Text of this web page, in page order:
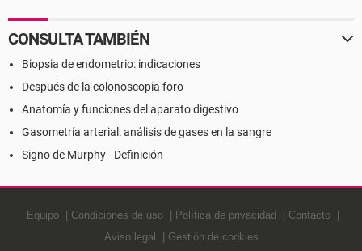
CONSULTA TAMBIÉN
Biopsia de endometrio: indicaciones
Después de la colonoscopia foro
Anatomía y funciones del aparato digestivo
Gasometría arterial: análisis de gases en la sangre
Signo de Murphy - Definición
Equipo Condiciones de uso Política de privacidad
Contacto
Aviso legal
Gestión de cookies